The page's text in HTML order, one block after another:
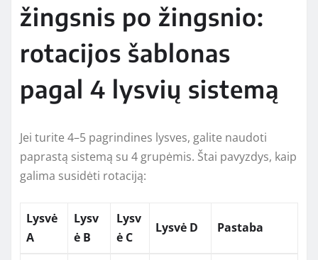
žingsnis po žingsnio:
rotacijos šablonas
pagal 4 lysvių sistemą
Jei turite 4–5 pagrindines lysves, galite naudoti
paprastą sistemą su 4 grupėmis. Štai pavyzdys, kaip
galima susidėti rotaciją:
Lysvė
A
Lysv
ė B
Lysv
ė C
Lysvė D Pastaba